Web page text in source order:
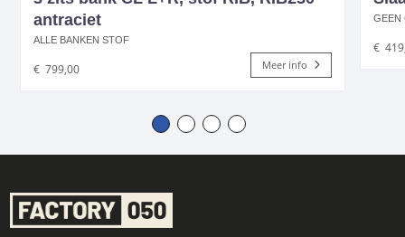
antraciet
ALLE BANKEN STOF
€ 799,00 Meer info
GEEN
€